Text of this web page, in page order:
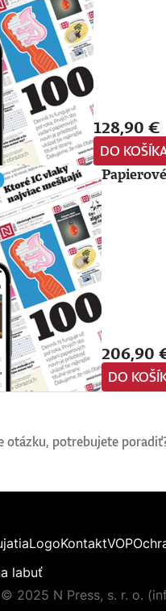
128,90 €
DO
206,90
DO
otázku, potrebujete
LogoKontaktVOP
labuť
2025 N Press, s. r. o.